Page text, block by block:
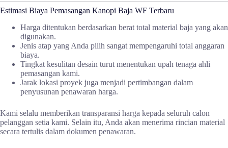
Estimasi Biaya Pemasangan Kanopi Baja WF Terbaru
Harga ditentukan berdasarkan berat total material baja yang akan
digunakan.
Jenis atap yang Anda pilih sangat mempengaruhi total anggaran
biaya.
Tingkat kesulitan desain turut menentukan upah tenaga ahli
pemasangan kami.
Jarak lokasi proyek juga menjadi pertimbangan dalam
penyusunan penawaran harga.
Kami selalu memberikan transparansi harga kepada seluruh calon
pelanggan setia kami. Selain itu, Anda akan menerima rincian material
secara tertulis dalam dokumen penawaran.